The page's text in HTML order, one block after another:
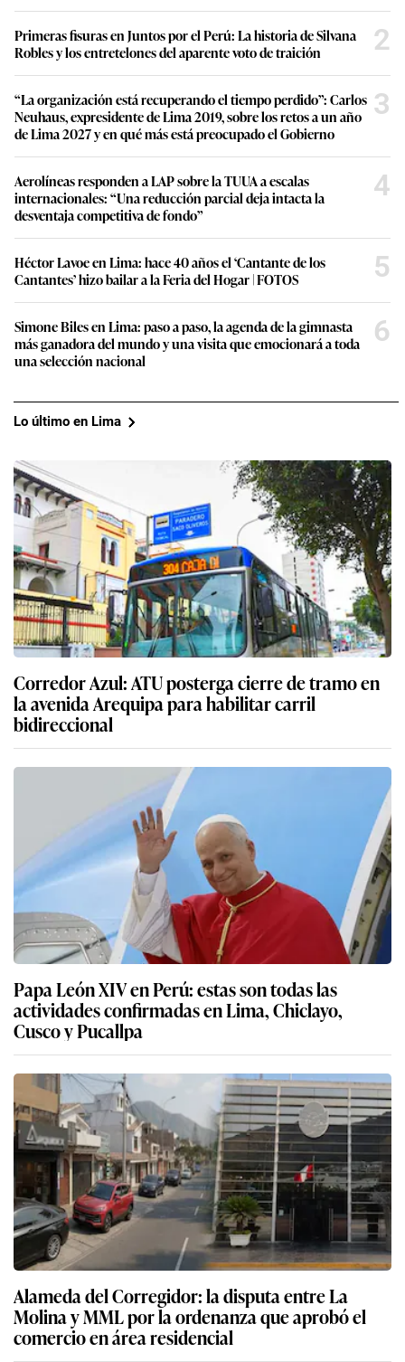
Primeras fisuras en Juntos por el Perú: La historia de Silvana
Robles y los entretelones del aparente voto de traición
2
“La organización está recuperando el tiempo perdido”: Carlos
Neuhaus, expresidente de Lima 2019, sobre los retos a un año
de Lima 2027 y en qué más está preocupado el Gobierno
3
Aerolíneas responden a LAP sobre la TUUA a escalas
internacionales: “Una reducción parcial deja intacta la
desventaja competitiva de fondo”
4
Héctor Lavoe en Lima: hace 40 años el ‘Cantante de los
Cantantes’ hizo bailar a la Feria del Hogar | FOTOS
5
Simone Biles en Lima: paso a paso, la agenda de la gimnasta
más ganadora del mundo y una visita que emocionará a toda
una selección nacional
6
Lo último en Lima
Corredor Azul: ATU posterga cierre de tramo en
la avenida Arequipa para habilitar carril
bidireccional
Papa León XIV en Perú: estas son todas las
actividades confirmadas en Lima, Chiclayo,
Cusco y Pucallpa
Alameda del Corregidor: la disputa entre La
Molina y MML por la ordenanza que aprobó el
comercio en área residencial